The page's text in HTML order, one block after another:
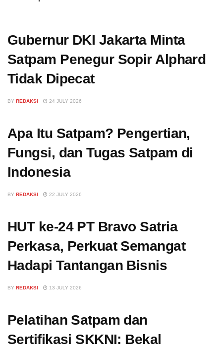
Gubernur DKI Jakarta Minta
Satpam Penegur Sopir Alphard
Tidak Dipecat
BY REDAKSI 24 JULY 2026
Apa Itu Satpam? Pengertian,
Fungsi, dan Tugas Satpam di
Indonesia
BY REDAKSI 22 JULY 2026
HUT ke-24 PT Bravo Satria
Perkasa, Perkuat Semangat
Hadapi Tantangan Bisnis
BY REDAKSI 13 JULY 2026
Pelatihan Satpam dan
Sertifikasi SKKNI: Bekal